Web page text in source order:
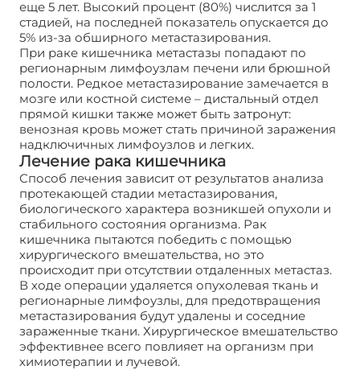
еще 5 лет. Высокий процент (80%) числится за 1
стадией, на последней показатель опускается до
5% из-за обширного метастазирования.
При раке кишечника метастазы попадают по
регионарным лимфоузлам печени или брюшной
полости. Редкое метастазирование замечается в
мозге или костной системе – дистальный отдел
прямой кишки также может быть затронут:
венозная кровь может стать причиной заражения
надключичных лимфоузлов и легких.
Лечение рака кишечника
Способ лечения зависит от результатов анализа
протекающей стадии метастазирования,
биологического характера возникшей опухоли и
стабильного состояния организма. Рак
кишечника пытаются победить с помощью
хирургического вмешательства, но это
происходит при отсутствии отдаленных метастаз.
В ходе операции удаляется опухолевая ткань и
регионарные лимфоузлы, для предотвращения
метастазирования будут удалены и соседние
зараженные ткани. Хирургическое вмешательство
эффективнее всего повлияет на организм при
химиотерапии и лучевой.